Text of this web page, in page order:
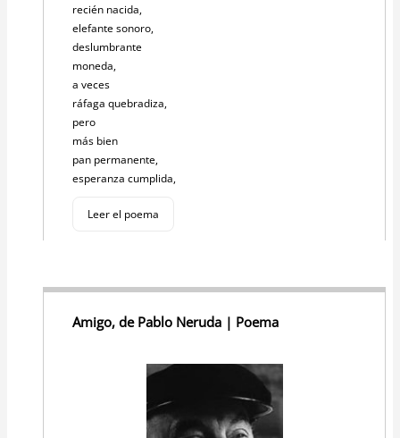
recién nacida,
elefante sonoro,
deslumbrante
moneda,
a veces
ráfaga quebradiza,
pero
más bien
pan permanente,
esperanza cumplida,
Leer el poema
Amigo, de Pablo Neruda | Poema